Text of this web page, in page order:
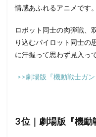
情感あふれるアニメです。
ロボット同士の肉弾戦、
り込むパイロット同士の
に汗握って思わず見入っ
>>劇場版『機動戦士ガ
3 位｜劇場版『機動